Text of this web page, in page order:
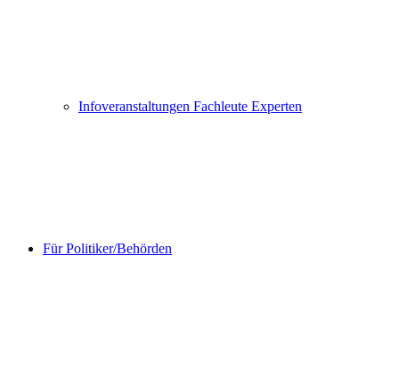
Infoveranstaltungen Fachleute Experten
Für Politiker/Behörden